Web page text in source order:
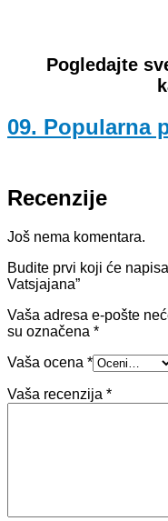
Pogledajte
09. Popularna
Recenzije
Još nema komentara.
Budite prvi koji će
Vatsjajana”
Vaša adresa e-pošte
su označena *
Vaša ocena *
Vaša recenzija *